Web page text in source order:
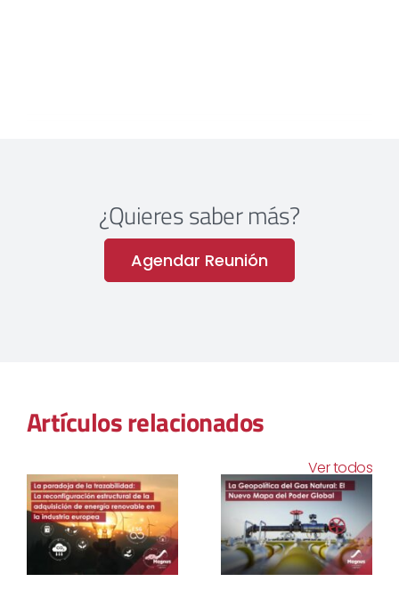
¿Quieres saber más?
Agendar Reunión
Artículos relacionados
Ver todos